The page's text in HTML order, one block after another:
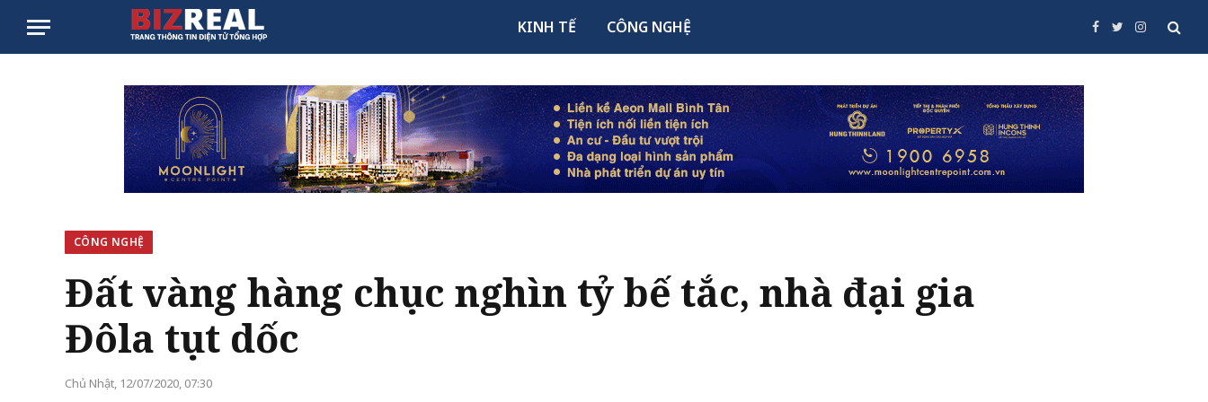
KINH TẾ CÔNG NGHỆ Facebook
TwitterInstagram
CÔNG NGHỆ
Đất vàng hàng chục nghìn tỷ bế tắc, nhà đại gia
Đôla tụt dốc
Chủ Nhật, 12/07/2020, 07:30